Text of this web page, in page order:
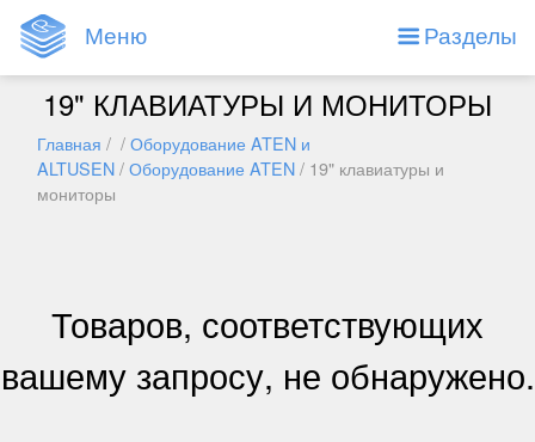
Меню Разделы
19" КЛАВИАТУРЫ И МОНИТОРЫ
Главная / /Оборудование ATEN и
ALTUSEN/Оборудование ATEN/ 19" клавиатуры и
мониторы
Товаров, соответствующих
вашему запросу, не обнаружено.